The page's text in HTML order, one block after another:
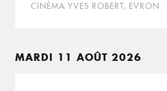
CINÉMA YVES ROBERT, EVRON
MARDI 11 AOÛT 2026